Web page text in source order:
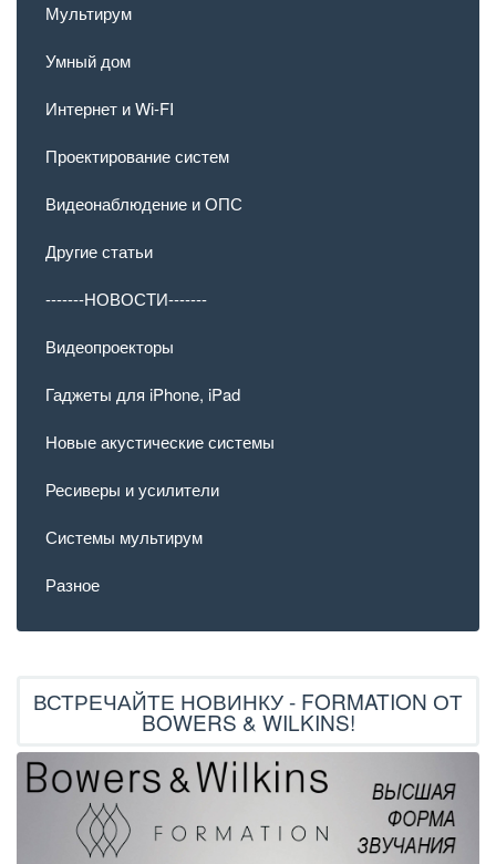
Мультирум
Умный дом
Интернет и Wi-FI
Проектирование систем
Видеонаблюдение и ОПС
Другие статьи
-------НОВОСТИ-------
Видеопроекторы
Гаджеты для iPhone, iPad
Новые акустические системы
Ресиверы и усилители
Системы мультирум
Разное
ВСТРЕЧАЙТЕ НОВИНКУ - FORMATION ОТ
BOWERS & WILKINS!